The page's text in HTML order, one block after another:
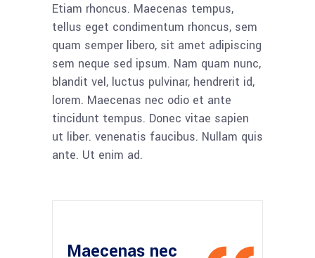
Etiam rhoncus. Maecenas tempus,
tellus eget condimentum rhoncus, sem
quam semper libero, sit amet adipiscing
sem neque sed ipsum. Nam quam nunc,
blandit vel, luctus pulvinar, hendrerit id,
lorem. Maecenas nec odio et ante
tincidunt tempus. Donec vitae sapien
ut liber. venenatis faucibus. Nullam quis
ante. Ut enim ad.
Maecenas nec